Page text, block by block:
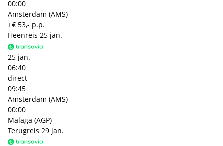
00:00
Amsterdam (AMS)
+€ 53,- p.p.
Heenreis 25 jan.
25 jan.
06:40
direct
09:45
Amsterdam (AMS)
00:00
Malaga (AGP)
Terugreis 29 jan.